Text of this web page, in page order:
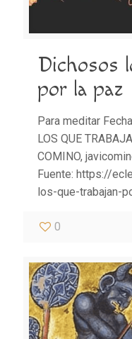
Dichosos
por la paz
Para meditar
LOS QUE
COMINO,
Fuente: https://
los-que-trabajan-
0